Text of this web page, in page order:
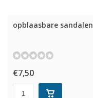
opblaasbare sandalen
€7,50